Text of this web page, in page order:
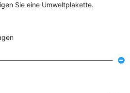
Sie eine Umweltplakette.